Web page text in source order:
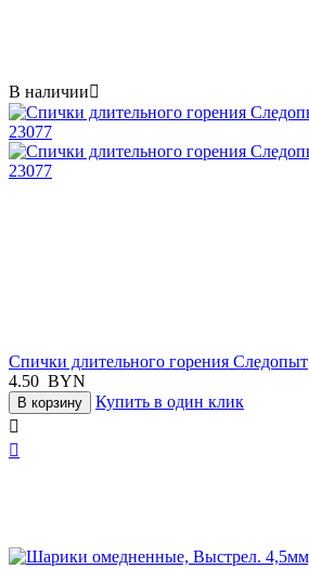
В наличии
Спички длительного горения Следопыт
4.50 BYN
В корзину
Купить в один клик

